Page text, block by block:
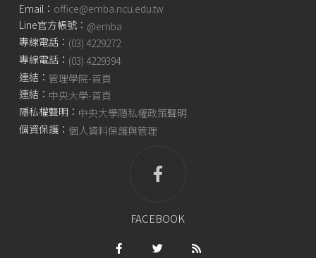
Email： office@emba.ncu.edu.tw
Line官方帳號： @emba
專線電話： (03) 4229272
專線電話： (03) 4229394
連結： 管理學院-首頁
連結： 中央大學-首頁
隱私權聲明： 中央大學隱私權政策聲明
個資保護： 個人資料保護與管理
FACEBOOK